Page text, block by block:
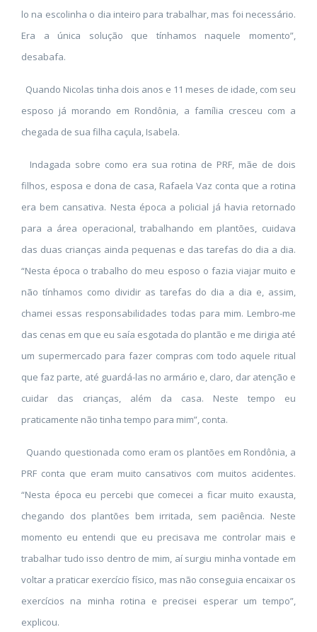
lo na escolinha o dia inteiro para trabalhar, mas foi necessário.
Era a única solução que tínhamos naquele momento”,
desabafa.
Quando Nicolas tinha dois anos e 11 meses de idade, com seu
esposo já morando em Rondônia, a família cresceu com a
chegada de sua filha caçula, Isabela.
Indagada sobre como era sua rotina de PRF, mãe de dois
filhos, esposa e dona de casa, Rafaela Vaz conta que a rotina
era bem cansativa. Nesta época a policial já havia retornado
para a área operacional, trabalhando em plantões, cuidava
das duas crianças ainda pequenas e das tarefas do dia a dia.
“Nesta época o trabalho do meu esposo o fazia viajar muito e
não tínhamos como dividir as tarefas do dia a dia e, assim,
chamei essas responsabilidades todas para mim. Lembro-me
das cenas em que eu saía esgotada do plantão e me dirigia até
um supermercado para fazer compras com todo aquele ritual
que faz parte, até guardá-las no armário e, claro, dar atenção e
cuidar das crianças, além da casa. Neste tempo eu
praticamente não tinha tempo para mim”, conta.
Quando questionada como eram os plantões em Rondônia, a
PRF conta que eram muito cansativos com muitos acidentes.
“Nesta época eu percebi que comecei a ficar muito exausta,
chegando dos plantões bem irritada, sem paciência. Neste
momento eu entendi que eu precisava me controlar mais e
trabalhar tudo isso dentro de mim, aí surgiu minha vontade em
voltar a praticar exercício físico, mas não conseguia encaixar os
exercícios na minha rotina e precisei esperar um tempo”,
explicou.